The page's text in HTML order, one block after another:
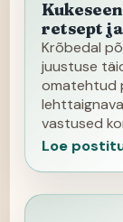
retsept
Krõbedal
juustuse
omatehtud
vastused
Loe